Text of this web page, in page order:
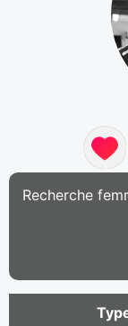
Recherche